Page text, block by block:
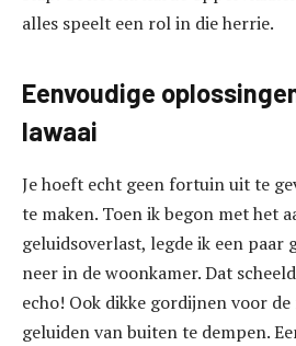
alles speelt een rol in die herrie.
Eenvoudige
lawaai
Je hoeft echt geen fortuin uit te
te maken. Toen ik begon met het
geluidsoverlast, legde ik een paar
neer in de woonkamer. Dat
echo! Ook dikke gordijnen voor
geluiden van buiten te dempen.